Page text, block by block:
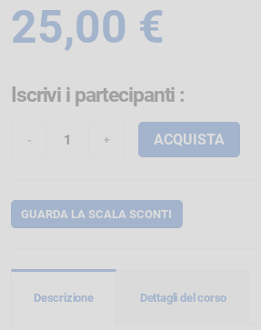
25,00 €
Iscrivi i partecipanti :
ACQUISTA
GUARDA LA SCALA SCONTI
Descrizione Dettagli del corso